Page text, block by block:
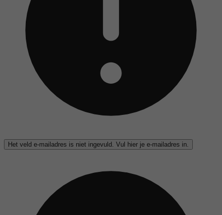
Het veld e-mailadres is niet ingevuld. Vul hier je e-mailadres in.